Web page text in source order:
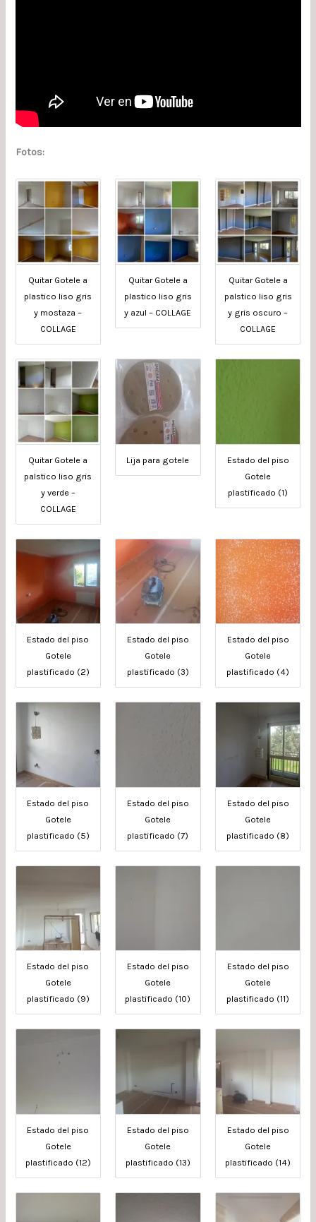
Fotos:
Quitar Gotele a
plastico liso gris
y mostaza –
COLLAGE
Quitar Gotele a
plastico liso gris
y azul – COLLAGE
Quitar Gotele a
palstico liso gris
y gris oscuro –
COLLAGE
Quitar Gotele a
palstico liso gris
y verde –
COLLAGE
Lija para gotele
Estado del piso
Gotele
plastificado (1)
Estado del piso
Gotele
plastificado (2)
Estado del piso
Gotele
plastificado (3)
Estado del piso
Gotele
plastificado (4)
Estado del piso
Gotele
plastificado (5)
Estado del piso
Gotele
plastificado (7)
Estado del piso
Gotele
plastificado (8)
Estado del piso
Gotele
plastificado (9)
Estado del piso
Gotele
plastificado (10)
Estado del piso
Gotele
plastificado (11)
Estado del piso
Gotele
plastificado (12)
Estado del piso
Gotele
plastificado (13)
Estado del piso
Gotele
plastificado (14)